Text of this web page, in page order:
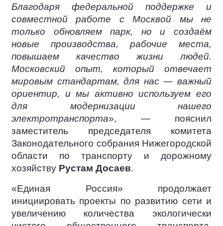
Благодаря федеральной поддержке и
совместной работе с Москвой мы не
только обновляем парк, но и создаём
новые производства, рабочие места,
повышаем качество жизни людей.
Московский опыт, который отвечает
мировым стандартам, для нас — важный
ориентир, и мы активно используем его
для модернизации нашего
электротранспорта», — пояснил
заместитель председателя комитета
Законодательного собрания Нижегородской
области по транспорту и дорожному
хозяйству Рустам Досаев.
«Единая Россия» продолжает
инициировать проекты по развитию сети и
увеличению количества экологически